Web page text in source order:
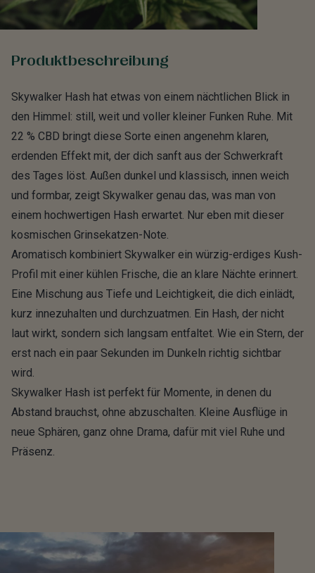
Produktbeschreibung
Skywalker Hash hat etwas von einem nächtlichen Blick in
den Himmel: still, weit und voller kleiner Funken Ruhe. Mit
22 % CBD bringt diese Sorte einen angenehm klaren,
erdenden Effekt mit, der dich sanft aus der Schwerkraft
des Tages löst. Außen dunkel und klassisch, innen weich
und formbar, zeigt Skywalker genau das, was man von
einem hochwertigen Hash erwartet. Nur eben mit dieser
kosmischen Grinsekatzen-Note.
Aromatisch kombiniert Skywalker ein würzig-erdiges Kush-
Profil mit einer kühlen Frische, die an klare Nächte erinnert.
Eine Mischung aus Tiefe und Leichtigkeit, die dich einlädt,
kurz innezuhalten und durchzuatmen. Ein Hash, der nicht
laut wirkt, sondern sich langsam entfaltet. Wie ein Stern, der
erst nach ein paar Sekunden im Dunkeln richtig sichtbar
wird.
Skywalker Hash ist perfekt für Momente, in denen du
Abstand brauchst, ohne abzuschalten. Kleine Ausflüge in
neue Sphären, ganz ohne Drama, dafür mit viel Ruhe und
Präsenz.